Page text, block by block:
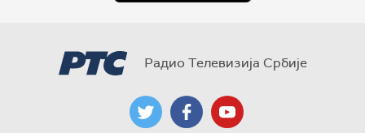
Радио Телевизија Србије